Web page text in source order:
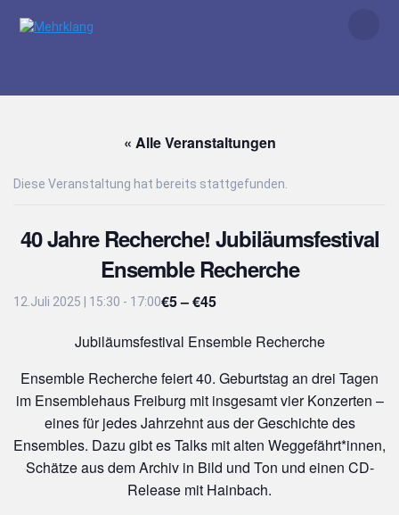
« Alle Veranstaltungen
Diese Veranstaltung hat bereits stattgefunden.
40 Jahre Recherche! Jubiläumsfestival
Ensemble Recherche
12.Juli 2025 | 15:30 - 17:00€5 – €45
Jubiläumsfestival Ensemble Recherche
Ensemble Recherche feiert 40. Geburtstag an drei Tagen
im Ensemblehaus Freiburg mit insgesamt vier Konzerten –
eines für jedes Jahrzehnt aus der Geschichte des
Ensembles. Dazu gibt es Talks mit alten Weggefährt*innen,
Schätze aus dem Archiv in Bild und Ton und einen CD-
Release mit Hainbach.